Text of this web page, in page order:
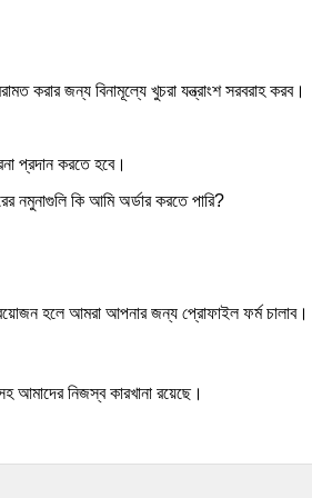
করার জন্য বিনামূল্যে খুচরা যন্ত্রাংশ সরবরাহ করব।
প্রদান করতে হবে।
নমুনাগুলি কি আমি অর্ডার করতে পারি?
হলে আমরা আপনার জন্য প্রোফাইল ফর্ম চালাব।
আমাদের নিজস্ব কারখানা রয়েছে।